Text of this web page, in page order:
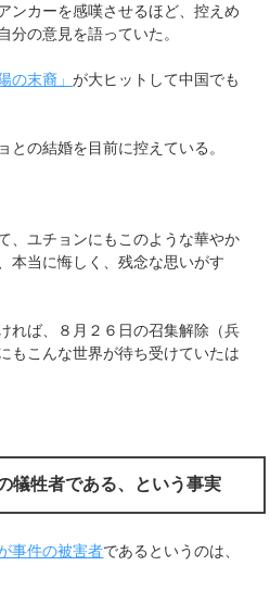
ンカーを感嘆させるほど、控えめ
分の意見を語っていた。
の末裔」が大ヒットして中国でも
との結婚を目前に控えている。
、ユチョンにもこのような華やか
本当に悔しく、残念な思いがす
れば、８月２６日の召集解除（兵
もこんな世界が待ち受けていたは
犠牲者である、という事実
事件の被害者であるというのは、